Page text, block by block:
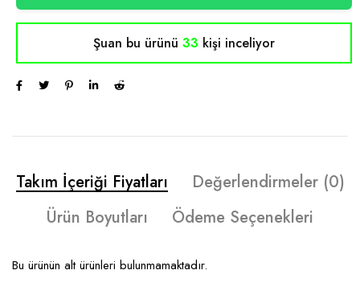
Şuan bu ürünü 33 kişi inceliyor
Takım İçeriği Fiyatları
Değerlendirmeler (0)
Ürün Boyutları
Ödeme Seçenekleri
Bu ürünün alt ürünleri bulunmamaktadır.